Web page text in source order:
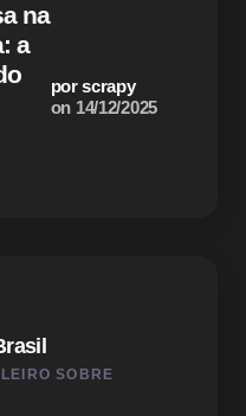
na
a
por scrapy
on 14/12/2025
SOBRE